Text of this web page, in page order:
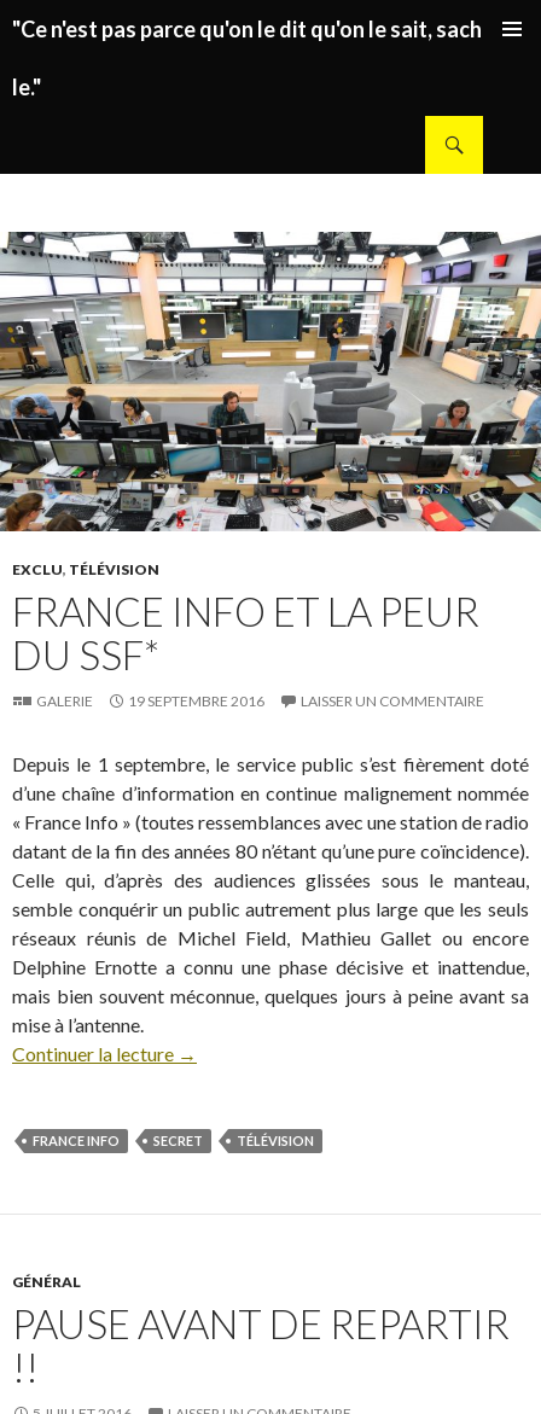
"Ce n'est pas parce qu'on le dit qu'on le sait, sachez
le."
EXCLU, TÉLÉVISION
FRANCE INFO ET LA PEUR
DU SSF*
GALERIE 19 SEPTEMBRE 2016 LAISSER UN COMMENTAIRE
Depuis le 1 septembre, le service public s’est fièrement doté
d’une chaîne d’information en continue malignement nommée
« France Info » (toutes ressemblances avec une station de radio
datant de la fin des années 80 n’étant qu’une pure coïncidence).
Celle qui, d’après des audiences glissées sous le manteau,
semble conquérir un public autrement plus large que les seuls
réseaux réunis de Michel Field, Mathieu Gallet ou encore
Delphine Ernotte a connu une phase décisive et inattendue,
mais bien souvent méconnue, quelques jours à peine avant sa
mise à l’antenne.
Continuer la lecture →
FRANCE INFO SECRET TÉLÉVISION
GÉNÉRAL
PAUSE AVANT DE REPARTIR
!!